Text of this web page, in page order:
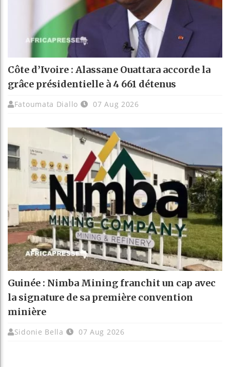
Côte d’Ivoire : Alassane Ouattara accorde la
grâce présidentielle à 4 661 détenus
Fatoumata Diallo 07 Aug 2026
Guinée : Nimba Mining franchit un cap avec
la signature de sa première convention
minière
Sidonie Bella 07 Aug 2026